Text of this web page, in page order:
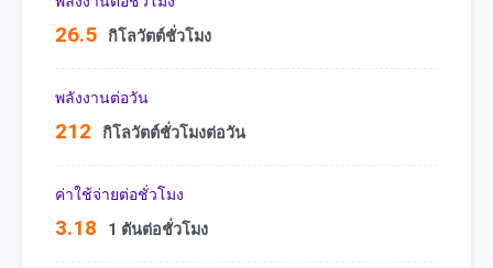
26.5 กิโลวัตต์ชั่วโมง
พลังงานต่อวัน
212 กิโลวัตต์ชั่วโมงต่อวัน
ค่าใช้จ่ายต่อชั่วโมง
3.18 1 ตันต่อชั่วโมง